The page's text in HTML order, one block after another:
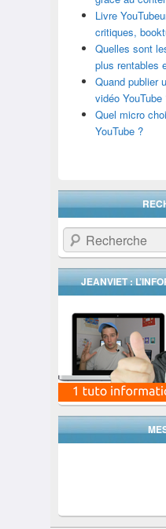
Livre
critiques,
Quelles sont
plus rentables
Quand publier
vidéo YouTube
Quel micro
YouTube ?
Recherche
JEANVIET :